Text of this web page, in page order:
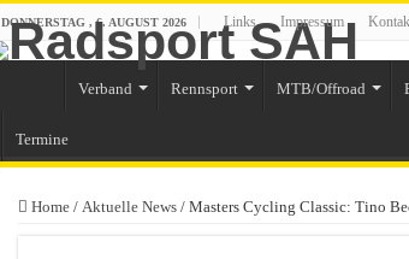
DONNERSTAG , 6. AUGUST 2026 Links Impressum
Verband Rennsport MTB/Offroad
Termine
Home / Aktuelle News / Masters Cycling Classic: Tino